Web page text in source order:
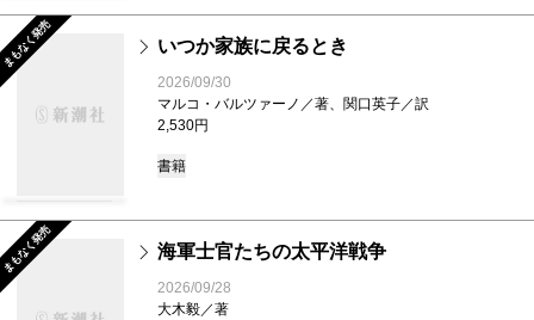
まもなく発売 いつか家族に戻るとき
2026/09/30
マルコ・バルツァーノ／著、関口英子／訳
2,530円
書籍
まもなく発売 海軍士官たちの太平洋戦争
2026/09/28
大木毅／著